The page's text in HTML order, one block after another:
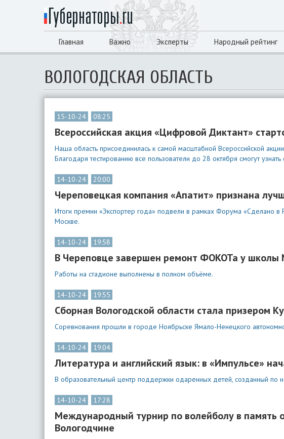
Главная Важно Эксперты Народный рейтинг
ВОЛОГОДСКАЯ ОБЛАСТЬ
15-10-24 08:25
Всероссийская акция «Цифровой Диктант»
Наша область присоединилась к самой масштабной Всероссийской
Благодаря тестированию все пользователи до 28 октября смогут
14-10-24 20:00
Череповецкая компания «Апатит» признана
Итоги премии «Экспортер года» подвели в рамках Форума «Сделано
Москве.
14-10-24 19:58
В Череповце завершен ремонт ФОКОТа у школы
Работы на стадионе выполнены в полном объёме.
14-10-24 19:55
Сборная Вологодской области стала призером
Соревнования прошли в городе Ноябрьске Ямало-Ненецкого
14-10-24 19:04
Литература и английский язык: в «Импульсе»
В образовательный центр поддержки одаренных детей, созданный по
14-10-24 17:28
Международный турнир по волейболу в память
Вологодчине